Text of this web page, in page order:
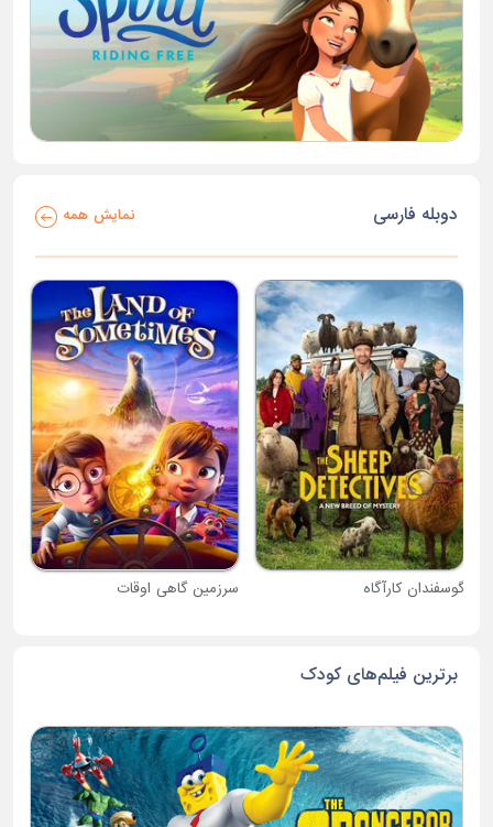
دوبله فارسی نمایش همه
گوسفندان کارآگاه سرزمین گاهی اوقات
برترین فیلم‌های کودک